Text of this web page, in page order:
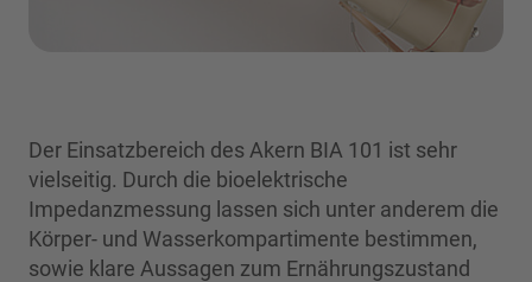
Der Einsatzbereich des Akern BIA 101 ist sehr
vielseitig. Durch die bioelektrische
Impedanzmessung lassen sich unter anderem die
Körper- und Wasserkompartimente bestimmen,
sowie klare Aussagen zum Ernährungszustand